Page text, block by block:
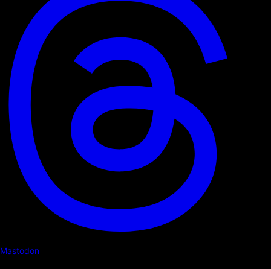
Mastodon